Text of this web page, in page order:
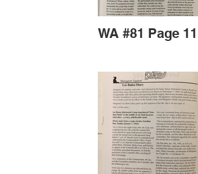
WA #81 Page 11